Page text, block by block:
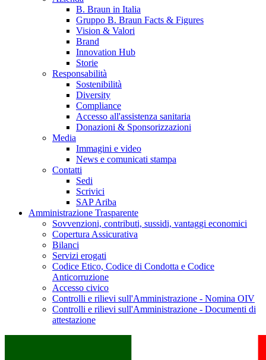
B. Braun in Italia
Gruppo B. Braun Facts & Figures
Vision & Valori
Brand
Innovation Hub
Storie
Responsabilità
Sostenibilità
Diversity
Compliance
Accesso all'assistenza sanitaria
Donazioni & Sponsorizzazioni
Media
Immagini e video
News e comunicati stampa
Contatti
Sedi
Scrivici
SAP Ariba
Amministrazione Trasparente
Sovvenzioni, contributi, sussidi, vantaggi economici
Copertura Assicurativa
Bilanci
Servizi erogati
Codice Etico, Codice di Condotta e Codice
Anticorruzione
Accesso civico
Controlli e rilievi sull'Amministrazione - Nomina OIV
Controlli e rilievi sull'Amministrazione - Documenti di
attestazione